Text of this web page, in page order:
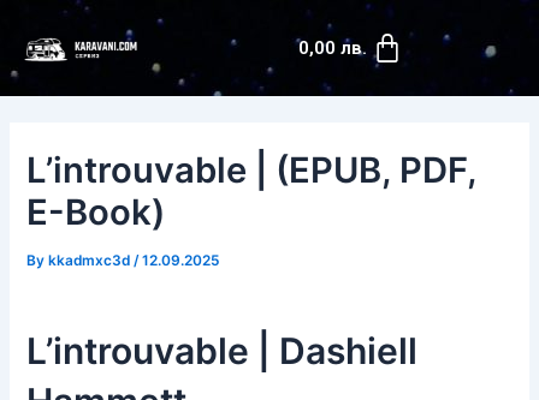
content
0,00 лв. Cart
L’introuvable | (EPUB, PDF,
E-Book)
Bykkadmxc3d /12.09.2025
L’introuvable | Dashiell
navigation